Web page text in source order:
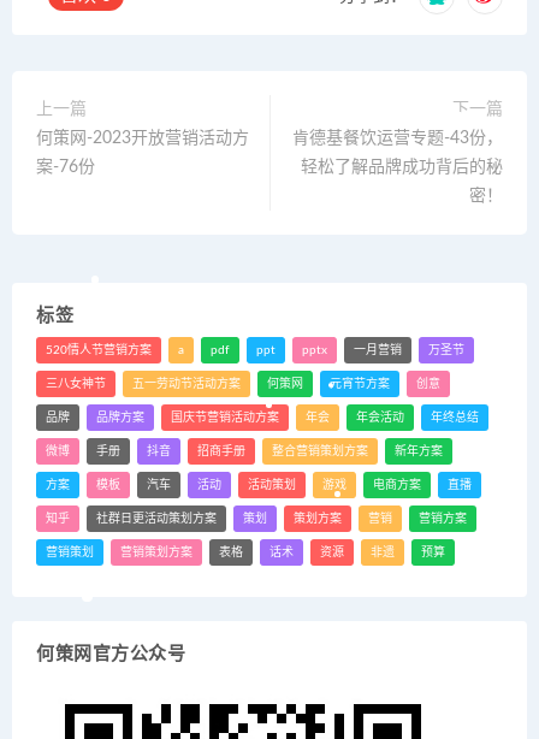
上一篇
何策网-2023开放营销活动方
案-76份
下一篇
肯德基餐饮运营专题-43份，
轻松了解品牌成功背后的秘
密！
标签
520情人节营销方案 a pdf ppt pptx 一月营销 万圣节
三八女神节 五一劳动节活动方案 何策网 元宵节方案 创意
品牌 品牌方案 国庆节营销活动方案 年会 年会活动 年终总结
微博 手册 抖音 招商手册 整合营销策划方案 新年方案
方案 模板 汽车 活动 活动策划 游戏 电商方案 直播
知乎 社群日更活动策划方案 策划 策划方案 营销 营销方案
营销策划 营销策划方案 表格 话术 资源 非遗 预算
何策网官方公众号